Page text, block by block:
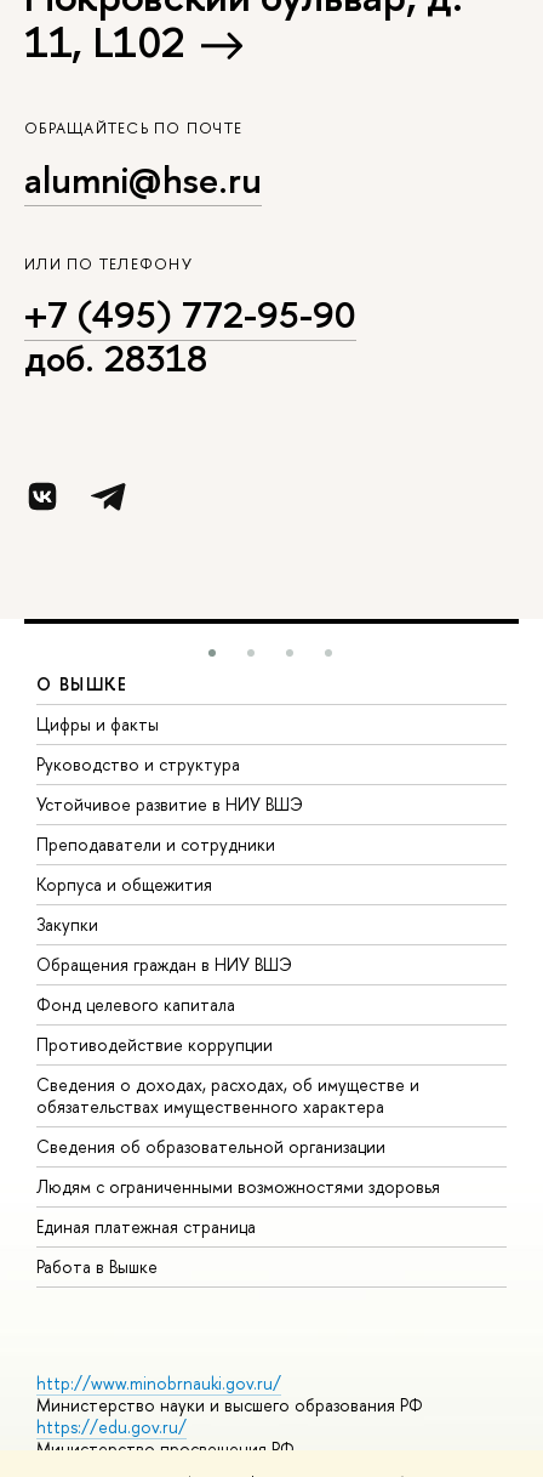
11, L102
ОБРАЩАЙТЕСЬ ПО ПОЧТЕ
alumni@hse.ru
ИЛИ ПО ТЕЛЕФОНУ
+7 (495) 772-95-90
доб. 28318
О ВЫШКЕ
Цифры и факты
Руководство и структура
Устойчивое развитие в НИУ ВШЭ
Преподаватели и сотрудники
Корпуса и общежития
Закупки
Обращения граждан в НИУ ВШЭ
Фонд целевого капитала
Противодействие коррупции
Сведения о доходах, расходах, об имуществе и
обязательствах имущественного характера
Сведения об образовательной организации
Людям с ограниченными возможностями здоровья
Единая платежная страница
Работа в Вышке
http://www.minobrnauki.gov.ru/
Министерство науки и высшего образования РФ
https://edu.gov.ru/
Министерство просвещения РФ